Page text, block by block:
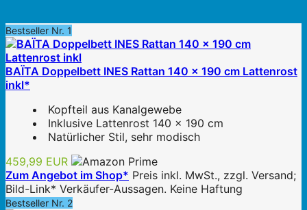
Bestseller Nr. 1
BAÏTA Doppelbett INES Rattan 140 x 190 cm Lattenrost
inkl*
Kopfteil aus Kanalgewebe
Inklusive Lattenrost 140 x 190 cm
Natürlicher Stil, sehr modisch
459,99 EUR
Zum Angebot im Shop* Preis inkl. MwSt., zzgl. Versand;
Bild-Link* Verkäufer-Aussagen. Keine Haftung
Bestseller Nr. 2